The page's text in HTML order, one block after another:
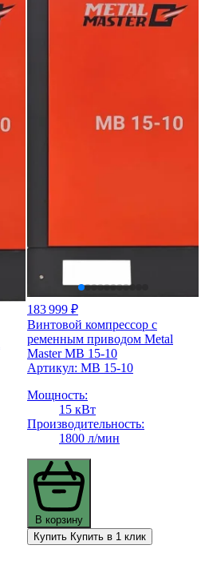
183 999 ₽
Винтовой компрессор с
ременным приводом Metal
Master MB 15-10
Артикул: MB 15-10
Мощность:
15 кВт
Производительность:
1800 л/мин
В корзину
Купить Купить в 1 клик